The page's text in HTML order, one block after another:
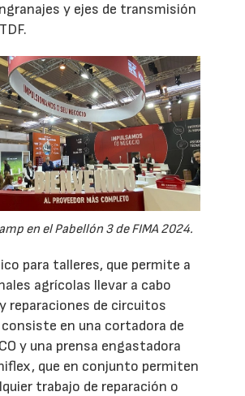
y ejes de transmisión
en el Pabellón 3 de FIMA 2024.
para talleres, que permite a
agrícolas llevar a cabo
reparaciones de circuitos
en una cortadora de
y una prensa engastadora
que en conjunto permiten
trabajo de reparación o